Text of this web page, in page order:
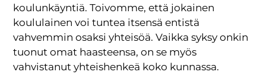
koulunkäyntiä. Toivomme, että jokainen
koululainen voi tuntea itsensä entistä
vahvemmin osaksi yhteisöä. Vaikka syksy onkin
tuonut omat haasteensa, on se myös
vahvistanut yhteishenkeä koko kunnassa.